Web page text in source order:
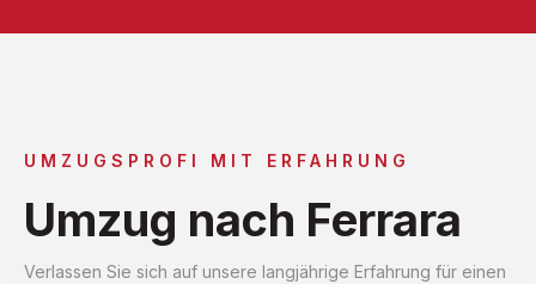
UMZUGSPROFI MIT ERFAHRUNG
Umzug nach Ferrara
Verlassen Sie sich auf unsere langjährige Erfahrung für einen